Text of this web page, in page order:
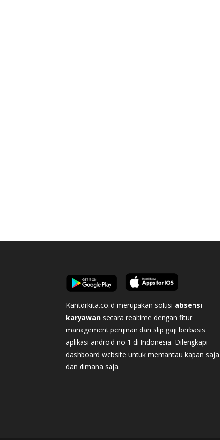
Kantorkita.co.id merupakan solusi absensi
karyawan secara realtime dengan fitur
management perijinan dan slip gaji berbasis
aplikasi android no 1 di Indonesia. Dilengkapi
dashboard website untuk memantau kapan saja
dan dimana saja.